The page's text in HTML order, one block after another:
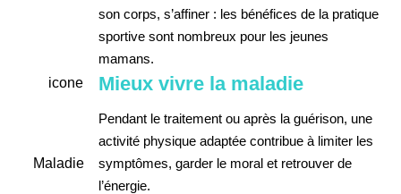
son corps, s’affiner : les bénéfices de la pratique
sportive sont nombreux pour les jeunes
mamans.
Mieux vivre la maladie
Pendant le traitement ou après la guérison, une
activité physique adaptée contribue à limiter les
symptômes, garder le moral et retrouver de
l’énergie.